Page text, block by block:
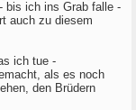
bis ich ins Grab falle -
auch zu diesem
ich tue -
als es noch
den Brüdern